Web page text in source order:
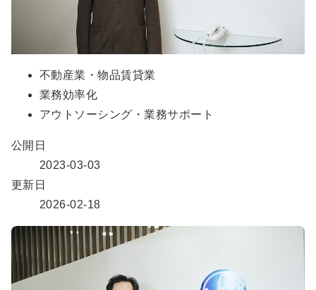
不動産業・物品賃貸業
業務効率化
アウトソーシング・業務サポート
公開日
2023-03-03
更新日
2026-02-18